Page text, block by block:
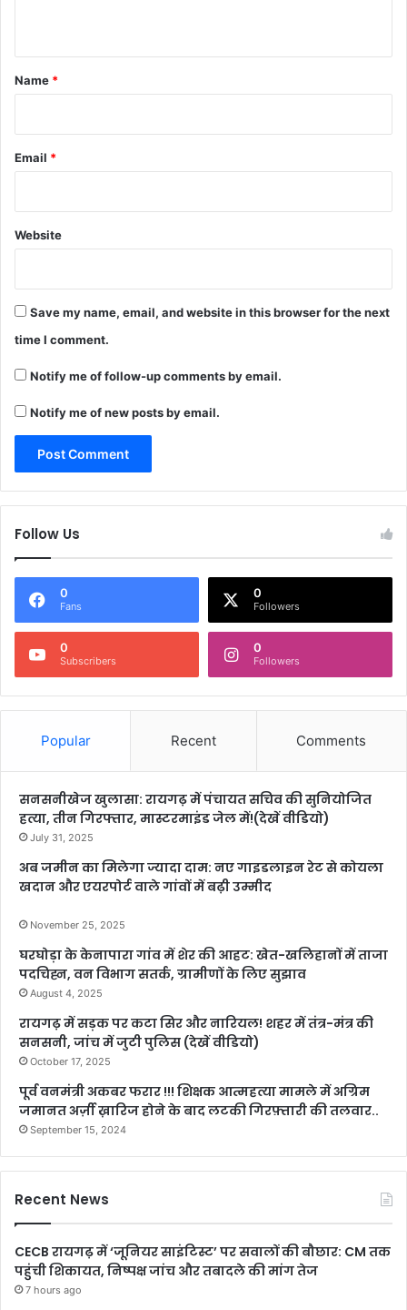
*
Name *
Email *
Website
Save my name, email, and website in this browser for the next
time I comment.
Notify me of follow-up comments by email.
Notify me of new posts by email.
Follow Us
0
Fans
0
Followers
0
Subscribers
0
Followers
Popular Recent Comments
सनसनीखेज खुलासा: रायगढ़ में पंचायत सचिव की सुनियोजित
हत्या, तीन गिरफ्तार, मास्टरमाइंड जेल में!(देखें वीडियो)
July 31, 2025
अब जमीन का मिलेगा ज्यादा दाम: नए गाइडलाइन रेट से कोयला
खदान और एयरपोर्ट वाले गांवों में बढ़ी उम्मीद
November 25, 2025
घरघोड़ा के केनापारा गांव में शेर की आहट: खेत-खलिहानों में ताजा
पदचिह्न, वन विभाग सतर्क, ग्रामीणों के लिए सुझाव
August 4, 2025
रायगढ़ में सड़क पर कटा सिर और नारियल! शहर में तंत्र-मंत्र की
सनसनी, जांच में जुटी पुलिस (देखें वीडियो)
October 17, 2025
पूर्व वनमंत्री अकबर फरार !!! शिक्षक आत्महत्या मामले में अग्रिम
जमानत अर्ज़ी ख़ारिज होने के बाद लटकी गिरफ़्तारी की तलवार..
September 15, 2024
Recent News
CECB रायगढ़ में ‘जूनियर साइंटिस्ट’ पर सवालों की बौछार: CM तक
पहुंची शिकायत, निष्पक्ष जांच और तबादले की मांग तेज
7 hours ago